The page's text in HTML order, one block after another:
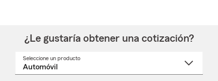
¿Le gustaría obtener una cotización?
Seleccione un producto